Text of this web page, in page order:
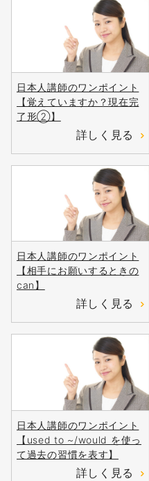
日本人講師のワンポイント
【覚えていますか？現在完
了形②】
詳しく見る
日本人講師のワンポイント
【相手にお願いするときの
can】
詳しく見る
日本人講師のワンポイント
【used to ~/would を使っ
て過去の習慣を表す】
詳しく見る